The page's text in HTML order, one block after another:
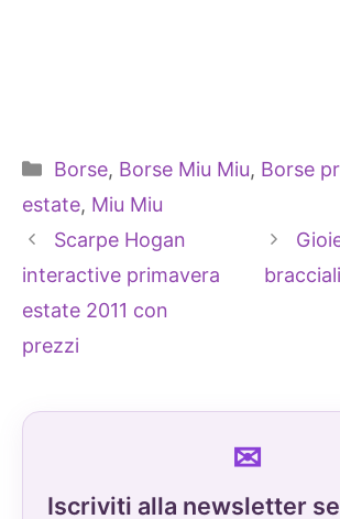
Categorie
Borse, Borse Miu Miu, Borse
estate, Miu Miu
Scarpe Hogan
interactive primavera
estate 2011 con
prezzi
Iscriviti alla newsletter